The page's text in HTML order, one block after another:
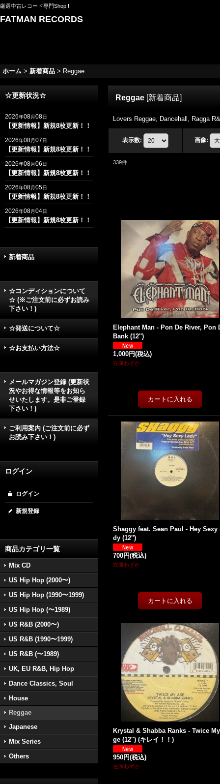
厳選中古レコード専門Shop !!
FATMAN RECORDS
ホーム > 新着商品 > Reggae
☆更新状況☆
2026年08月08日
【更新情報】新規8枚更新！！
2026年08月07日
【更新情報】新規8枚更新！！
2026年08月06日
【更新情報】新規8枚更新！！
2026年08月05日
【更新情報】新規8枚更新！！
2026年08月04日
【更新情報】新規8枚更新！！
新着商品
☆コンディションについて
☆ (※ご注文前に必ずお読み
下さい！)
☆発送について☆
☆お支払い方法☆
メールマガジン登録 (更新状
況やお得な情報等をお知ら
せいたします。是非ご登録
下さい！)
ご利用案内 (ご注文前に必ず
お読み下さい！)
ログイン
ログイン
新規登録
商品カテゴリ一覧
Mix CD
US Hip Hop (2000〜)
US Hip Hop (1990〜1999)
US Hip Hop (〜1989)
US R&B (2000〜)
US R&B (1990〜1999)
US R&B (〜1989)
UK, EU R&B, Hip Hop
Dance Classics, Soul
House
Reggae
Japanese
Mix Series
Others
Reggae [新着商品]
Lovers Reggae, Dancehall, Ragga
表示数: 画像:
339件
Elephant Man - Pon De River, Pon
Bank (12'')
1,000円(税込)
在庫わずか
Shaggy feat. Sean Paul - Hey Sexy
dy (12'')
700円(税込)
在庫わずか
Krystal & Shabba Ranks - Twice
ge (12'') (キレイ！！)
950円(税込)
在庫わずか